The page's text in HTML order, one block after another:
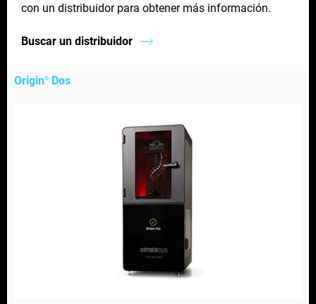
con un distribuidor para obtener más información.
Buscar un distribuidor
Origin® Dos